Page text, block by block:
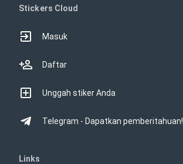
Stickers Cloud
Masuk
Daftar
Unggah stiker Anda
Telegram - Dapatkan pemberitahuan!
Links